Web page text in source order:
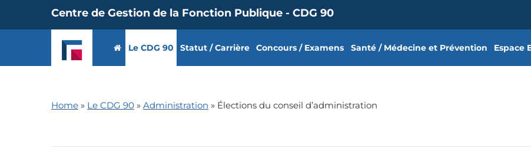
Centre de Gestion de la Fonction Publique - CDG 90
Le CDG 90 Statut / Carrière Concours / Examens Santé / Médecine et Prévention Espace
Home » Le CDG 90 » Administration » Élections du conseil d’administration